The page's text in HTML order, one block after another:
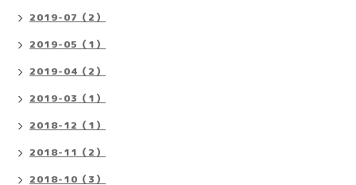
2019-07（2）
2019-05（1）
2019-04（2）
2019-03（1）
2018-12（1）
2018-11（2）
2018-10（3）